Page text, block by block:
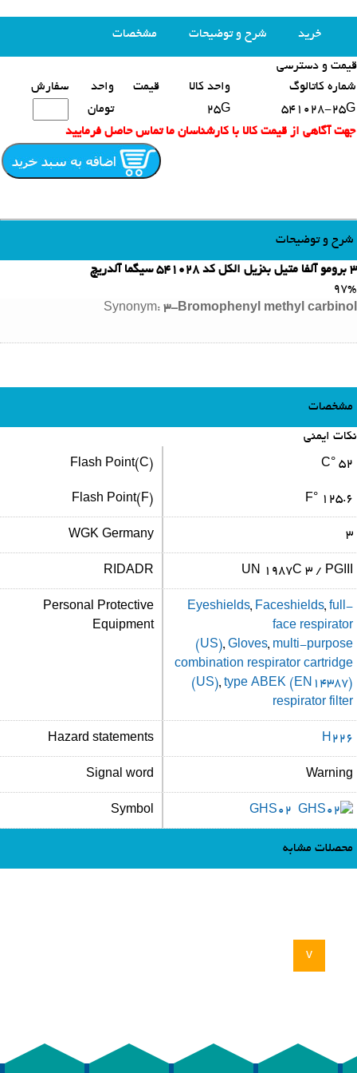
v
خرید شرح و توضیحات مشخصات
محصولات مشابه
قیمت و دسترسی
شماره کاتالوگ
واحد کالا قیمت واحد
سفارش
541028-25G
25G
تومان
جهت آگاهی از قیمت کالا با کارشناسان ما تماس حاصل فرمایید
شرح و توضیحات
3 برومو آلفا متیل بنزیل الکل کد 541028 سیگما آلدریچ
97%
Synonym: 3-Bromophenyl methyl carbinol
مشخصات
نکات ایمنی
Symbol GHS02
Signal word Warning
Hazard statements H226
Personal Protective
Equipment
Eyeshields, Faceshields, full-
face respirator
(US), Gloves, multi-purpose
combination respirator cartridge
(US), type ABEK (EN14387)
respirator filter
RIDADR UN 1987C 3 / PGIII
WGK Germany 3
Flash Point(F) 125.6 °F
Flash Point(C) 52 °C
محصلات مشابه